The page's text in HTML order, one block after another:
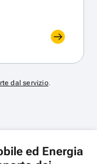
dal servizio.
ed Energia